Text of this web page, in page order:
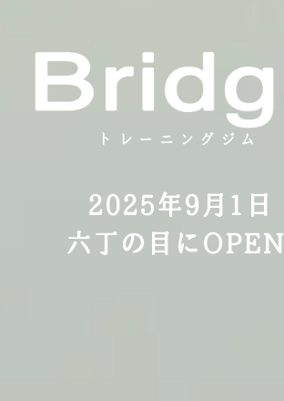
トレーニングジム
2025年9月1日
六丁の目にOPEN